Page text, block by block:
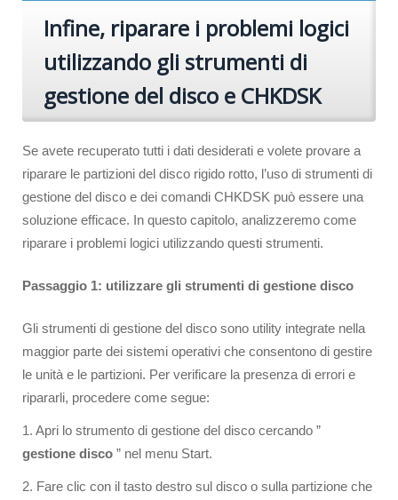
Infine, riparare i problemi logici
utilizzando gli strumenti di
gestione del disco e CHKDSK
Se avete recuperato tutti i dati desiderati e volete provare a
riparare le partizioni del disco rigido rotto, l’uso di strumenti di
gestione del disco e dei comandi CHKDSK può essere una
soluzione efficace. In questo capitolo, analizzeremo come
riparare i problemi logici utilizzando questi strumenti.
Passaggio 1: utilizzare gli strumenti di gestione disco
Gli strumenti di gestione del disco sono utility integrate nella
maggior parte dei sistemi operativi che consentono di gestire
le unità e le partizioni. Per verificare la presenza di errori e
ripararli, procedere come segue:
1. Apri lo strumento di gestione del disco cercando ”
gestione disco ” nel menu Start.
2. Fare clic con il tasto destro sul disco o sulla partizione che